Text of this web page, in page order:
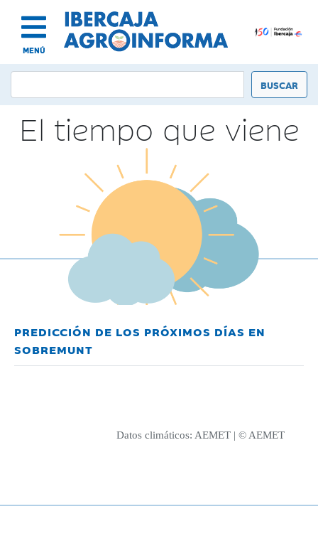
MENÚ
El tiempo que viene
PREDICCIÓN DE LOS PRÓXIMOS DÍAS EN
SOBREMUNT
Datos climáticos: AEMET | © AEMET